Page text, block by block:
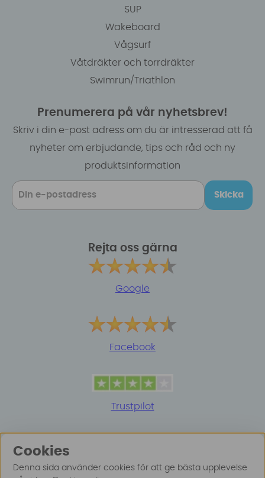
SUP
Wakeboard
Vågsurf
Våtdräkter och torrdräkter
Swimrun/Triathlon
Prenumerera på vår nyhetsbrev!
Skriv i din e-post adress om du är intresserad att få
nyheter om erbjudande, tips och råd och ny
produktsinformation
Skicka
Rejta oss gärna
Google
Facebook
Trustpilot
Cookies
Denna sida använder cookies för att ge bästa upplevelse